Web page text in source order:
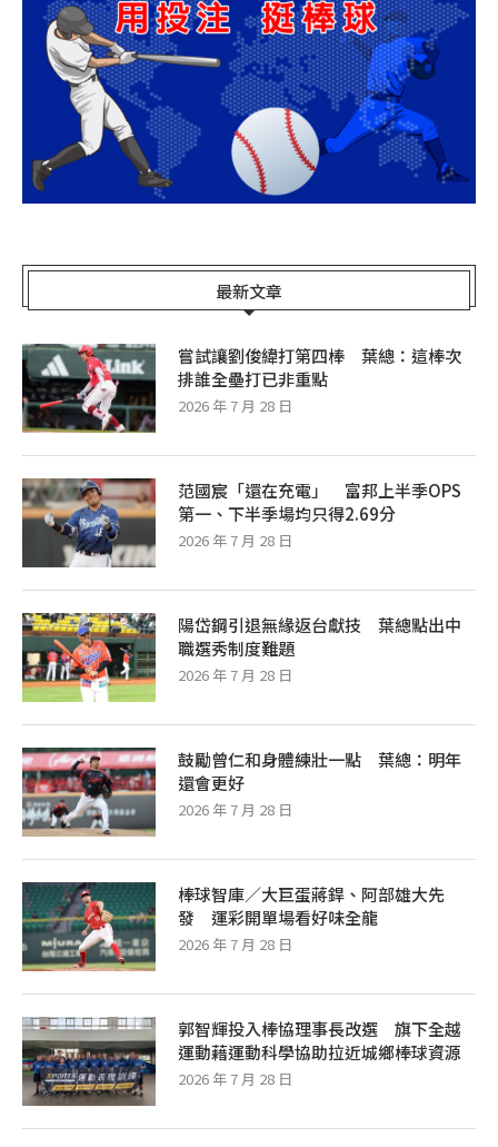
最新文章
嘗試讓劉俊緯打第四棒 葉總：這棒次
排誰全壘打已非重點
2026 年 7 月 28 日
范國宸「還在充電」 富邦上半季OPS
第一、下半季場均只得2.69分
2026 年 7 月 28 日
陽岱鋼引退無緣返台獻技 葉總點出中
職選秀制度難題
2026 年 7 月 28 日
鼓勵曾仁和身體練壯一點 葉總：明年
還會更好
2026 年 7 月 28 日
棒球智庫／大巨蛋蔣銲、阿部雄大先
發 運彩開單場看好味全龍
2026 年 7 月 28 日
郭智輝投入棒協理事長改選 旗下全越
運動藉運動科學協助拉近城鄉棒球資源
2026 年 7 月 28 日